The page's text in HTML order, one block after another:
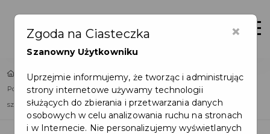
Zaloguj
Home
Lista aktualności
Powspominajmy wakacje… na zakończenie pierwszego tygodnia roku
szkolnego!
×
Zgoda na Ciasteczka
Szanowny Użytkowniku
Uprzejmie informujemy, że tworząc i administrując
strony internetowe używamy technologii
służących do zbierania i przetwarzania danych
osobowych w celu analizowania ruchu na stronach
i w Internecie. Nie personalizujemy wyświetlanych